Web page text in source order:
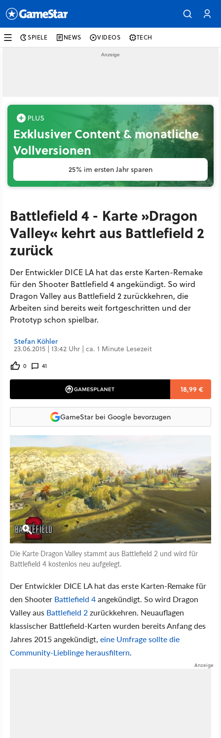
SPIELE NEWS VIDEOS TECH
Exklusiver Content & monatliche
Vollversionen
25% im ersten Jahr sparen
Battlefield 4 - Karte »Dragon
Valley« kehrt aus Battlefield 2
zurück
Der Entwickler DICE LA hat das erste Karten-Remake
für den Shooter Battlefield 4 angekündigt. So wird
Dragon Valley aus Battlefield 2 zurückkehren, die
Arbeiten sind bereits weit fortgeschritten und der
Prototyp schon spielbar.
Stefan Köhler
23.06.2015 | 13:42 Uhr | ca. 1 Minute Lesezeit
0 41
18,99 €
GameStar bei Google bevorzugen
Die Karte Dragon Valley stammt aus Battlefield 2 und wird für
Battlefield 4 kostenlos neu aufgelegt.
Der Entwickler DICE LA hat das erste Karten-Remake für
den Shooter Battlefield 4angekündigt. So wird Dragon
Valley aus Battlefield 2zurückkehren. Neuauflagen
klassischer Battlefield-Karten wurden bereits Anfang des
Jahres 2015 angekündigt, eine Umfrage sollte die
Community-Lieblinge herausfiltern.